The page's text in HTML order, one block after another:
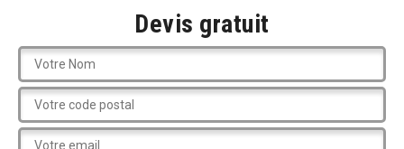
Devis gratuit